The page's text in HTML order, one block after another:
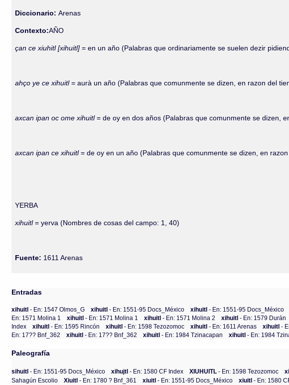
Diccionario:Arenas
Contexto:AÑO
çan ce xiuhitl [xihuitl]= en un año (Palabras que ordinariamente se suelen dezir
ahço ye ce xihuitl= aurà un año (Palabras que comunmente se dizen, en razon del
axcan ipan oc ome xihuitl= de oy en dos años (Palabras que comunmente se dizen,
axcan ipan ce xihuitl= de oy en un año (Palabras que comunmente se dizen, en
YERBA
xihuitl= yerva (Nombres de cosas del campo: 1, 40)
Fuente: 1611 Arenas
Entradas
xihuitl- En: 1547 Olmos_G xihuitl- En: 1551-95 Docs_México xihuitl- En: 1551-95 Docs_México
En: 1571 Molina 1
xihuitl- En: 1571 Molina 1 xihuitl- En: 1571 Molina 2 xihuitl- En: 1579 Durán
Index
xihuitl- En: 1595 Rincón xihuitl- En: 1598 Tezozomoc xihuitl- En: 1611 Arenas xihuitl-
En: 17?? Bnf_362
xihuitl- En: 17?? Bnf_362 xihuitl- En: 1984 Tzinacapan xihuitl- En: 1984
Paleografía
sihuitl - En: 1551-95 Docs_México xihujtl - En: 1580 CF Index XIUHUITL - En: 1598 Tezozomoc
Sahagún Escolio
Xiuitl - En: 1780 ? Bnf_361 xiuitl - En: 1551-95 Docs_México xiuitl - En: 1580